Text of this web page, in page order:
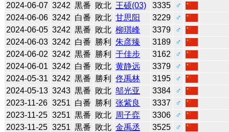
2024-06-07 3242 黒番 敗北 王硕(03) 3335
♂
2024-06-06 3242 白番 敗北 甘思阳 3229
♂
2024-06-05 3242 黒番 敗北 柳琪峰 3379
♂
2024-06-03 3242 白番 勝利 朱彦臻 3189
♂
2024-06-02 3242 黒番 勝利 于佳步 3162
♂
2024-06-01 3242 白番 敗北 黄静远 3379
♂
2024-05-31 3242 黒番 勝利 佟禹林 3195
♂
2024-05-13 3243 黒番 敗北 邬光亚 3384
♂
2023-11-26 3251 白番 勝利 张紫良 3337
♂
2023-11-25 3251 黒番 敗北 周子弈 3306
♂
2023-11-25 3251 黒番 敗北 金禹丞 3525
♂